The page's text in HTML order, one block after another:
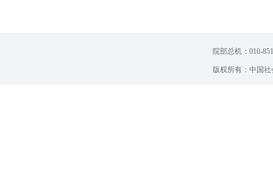
院部总机：010-
版权所有：中国